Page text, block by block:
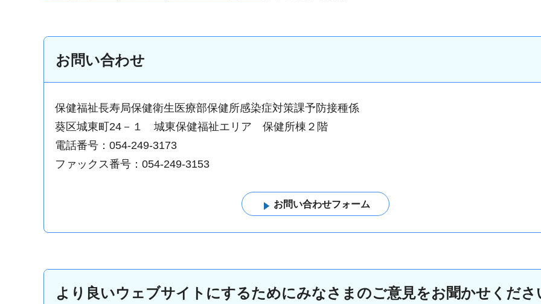
お問い合わせ
保健福祉長寿局保健衛生医療部保健所感染症対策課予防接種係
葵区城東町24－１ 城東保健福祉エリア 保健所棟２階
電話番号：054-249-3173
ファックス番号：054-249-3153
より良いウェブサイトにするためにみなさまのご意見をお聞かせくださ